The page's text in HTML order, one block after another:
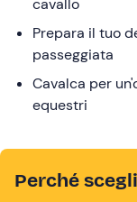
dates.
cavallo
Prepara il tuo
passeggiata
Cavalca per
equestri
Perché